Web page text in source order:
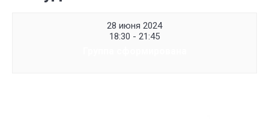
28 июня 2024
18:30 - 21:45